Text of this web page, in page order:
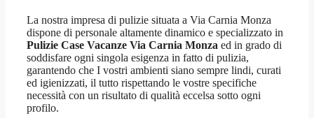
La nostra impresa di pulizie situata a Via Carnia Monza
dispone di personale altamente dinamico e specializzato in
Pulizie Case Vacanze Via Carnia Monza ed in grado di
soddisfare ogni singola esigenza in fatto di pulizia,
garantendo che I vostri ambienti siano sempre lindi, curati
ed igienizzati, il tutto rispettando le vostre specifiche
necessità con un risultato di qualità eccelsa sotto ogni
profilo.